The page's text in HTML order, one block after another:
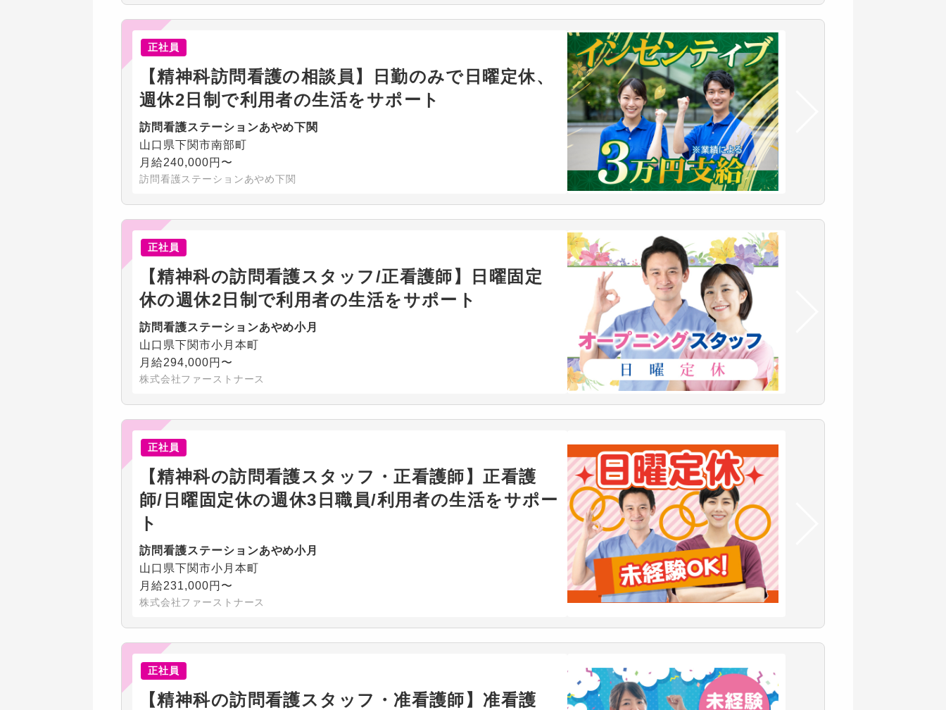
正社員
【精神科訪問看護の相談員】日勤のみで日曜定休、
週休2日制で利用者の生活をサポート
訪問看護ステーションあやめ下関
山口県下関市南部町
月給240,000円〜
訪問看護ステーションあやめ下関
正社員
【精神科の訪問看護スタッフ/正看護師】日曜固定
休の週休2日制で利用者の生活をサポート
訪問看護ステーションあやめ小月
山口県下関市小月本町
月給294,000円〜
株式会社ファーストナース
正社員
【精神科の訪問看護スタッフ・正看護師】正看護
師/日曜固定休の週休3日職員/利用者の生活をサポー
ト
訪問看護ステーションあやめ小月
山口県下関市小月本町
月給231,000円〜
株式会社ファーストナース
正社員
【精神科の訪問看護スタッフ・准看護師】准看護